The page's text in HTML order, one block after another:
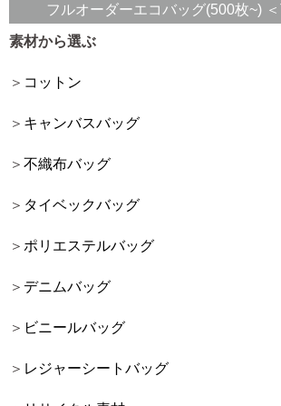
フルオーダーエコバッグ(500枚~) ＜
素材から選ぶ
コットン
キャンバスバッグ
不織布バッグ
タイベックバッグ
ポリエステルバッグ
デニムバッグ
ビニールバッグ
レジャーシートバッグ